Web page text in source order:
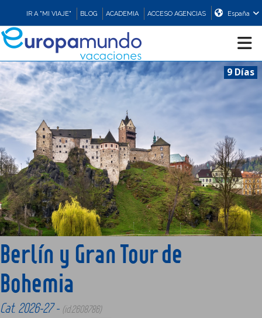
IR A "MI VIAJE" BLOG ACADEMIA ACCESO AGENCIAS España
CRUCEROS
EUROPA
ASIA
ORIENTE
PROMOCIONES
9 Días
Berlín y Gran Tour de
Bohemia
Cat. 2026-27 - (id:2608786)